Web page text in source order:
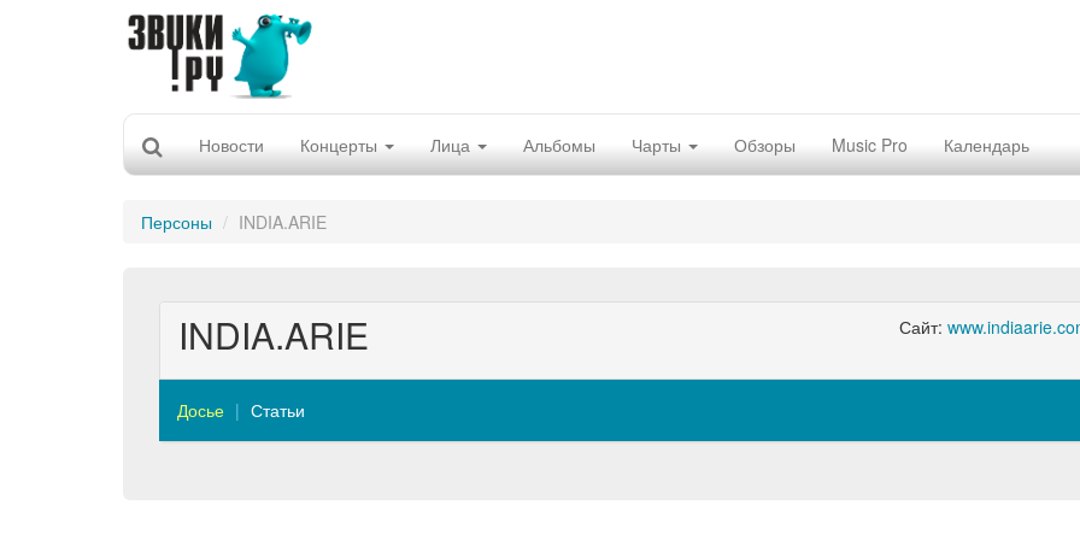
Новости Концерты Лица Альбомы Чарты Обзоры Music Pro Календарь
Персоны INDIA.ARIE
Сайт:
INDIA.ARIE
Досье Статьи